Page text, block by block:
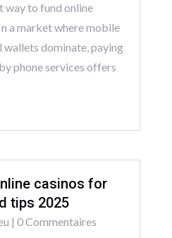
way to fund online
a market where mobile
dominate, paying
phone services offers
casinos for
tips 2025
| 0 Commentaires